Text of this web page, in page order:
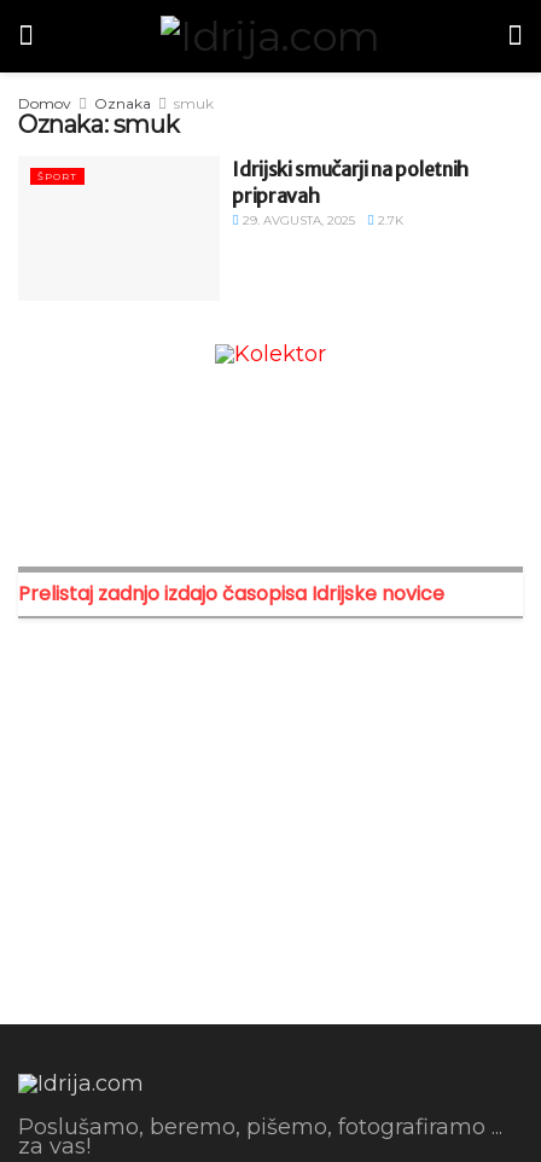
Domov Oznaka smuk
Oznaka:smuk
ŠPORT
Idrijski smučarji na poletnih
pripravah
29. AVGUSTA, 2025 2.7K
Prelistaj zadnjo izdajo časopisa Idrijske novice
Poslušamo, beremo, pišemo, fotografiramo ...
za vas!